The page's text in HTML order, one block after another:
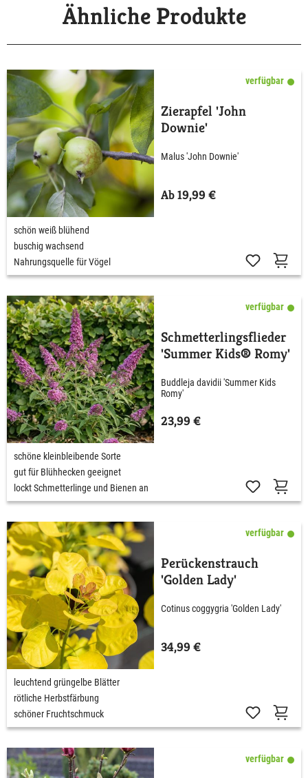
Ähnliche Produkte
verfügbar
Zierapfel 'John
Downie'
Malus 'John Downie'
Ab 19,99 €
schön weiß blühend
buschig wachsend
Nahrungsquelle für Vögel
verfügbar
Schmetterlingsflieder
'Summer Kids® Romy'
Buddleja davidii 'Summer Kids
Romy'
23,99 €
schöne kleinbleibende Sorte
gut für Blühhecken geeignet
lockt Schmetterlinge und Bienen an
verfügbar
Perückenstrauch
'Golden Lady'
Cotinus coggygria 'Golden Lady'
34,99 €
leuchtend grüngelbe Blätter
rötliche Herbstfärbung
schöner Fruchtschmuck
verfügbar